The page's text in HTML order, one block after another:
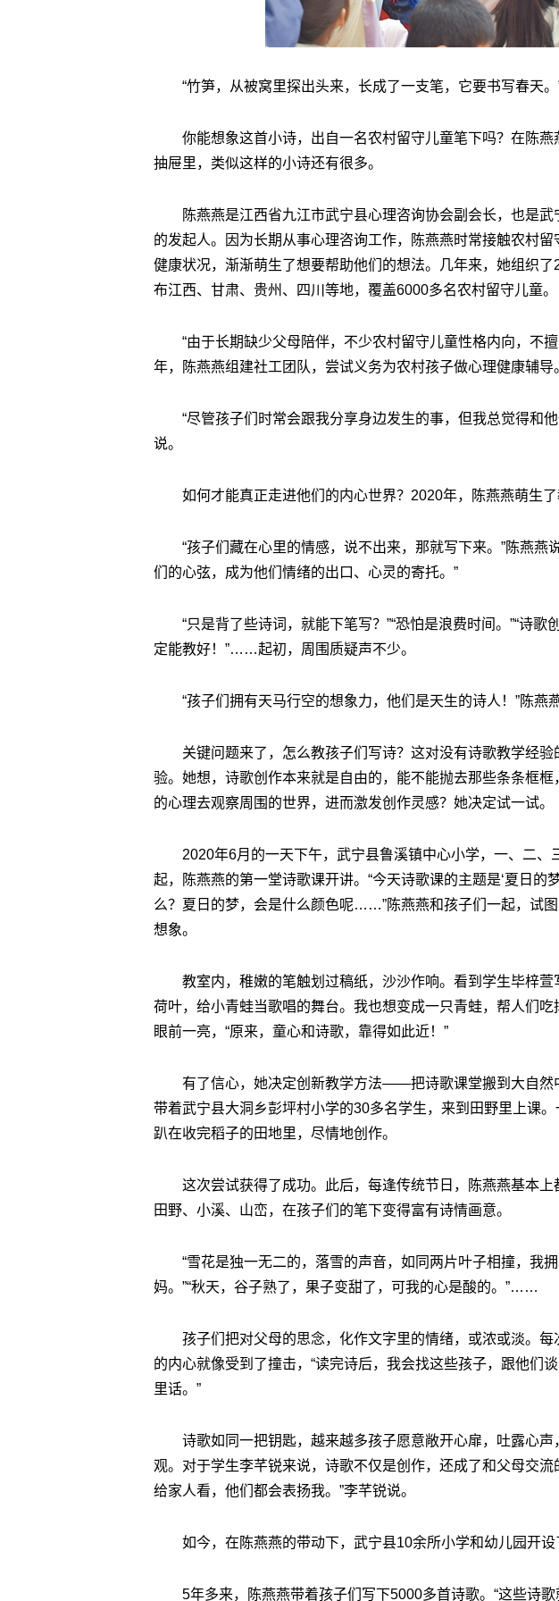
“竹笋，从被窝里探出头来，长成了一支笔，它要书写春天。
你能想象这首小诗，出自一名农村留守儿童笔下吗？在陈
抽屉里，类似这样的小诗还有很多。
陈燕燕是江西省九江市武宁县心理咨询协会副会长，也是武
的发起人。因为长期从事心理咨询工作，陈燕燕时常接触农村
健康状况，渐渐萌生了想要帮助他们的想法。几年来，她组织
布江西、甘肃、贵州、四川等地，覆盖6000多名农村留守儿童。
“由于长期缺少父母陪伴，不少农村留守儿童性格内向，不
年，陈燕燕组建社工团队，尝试义务为农村孩子做心理健康辅导
“尽管孩子们时常会跟我分享身边发生的事，但我总觉得和
说。
如何才能真正走进他们的内心世界？2020年，陈燕燕萌生了
“孩子们藏在心里的情感，说不出来，那就写下来。”陈燕燕
们的心弦，成为他们情绪的出口、心灵的寄托。”
“只是背了些诗词，就能下笔写？”“恐怕是浪费时间。”“诗
定能教好！”……起初，周围质疑声不少。
“孩子们拥有天马行空的想象力，他们是天生的诗人！”陈燕
关键问题来了，怎么教孩子们写诗？这对没有诗歌教学经
验。她想，诗歌创作本来就是自由的，能不能抛去那些条条框框
的心理去观察周围的世界，进而激发创作灵感？她决定试一试。
2020年6月的一天下午，武宁县鲁溪镇中心小学，一、二、
起，陈燕燕的第一堂诗歌课开讲。“今天诗歌课的主题是‘夏日的
么？夏日的梦，会是什么颜色呢……”陈燕燕和孩子们一起，试图
想象。
教室内，稚嫩的笔触划过稿纸，沙沙作响。看到学生毕梓萱
荷叶，给小青蛙当歌唱的舞台。我也想变成一只青蛙，帮人们吃
眼前一亮，“原来，童心和诗歌，靠得如此近！”
有了信心，她决定创新教学方法——把诗歌课堂搬到大自然
带着武宁县大洞乡彭坪村小学的30多名学生，来到田野里上课。
趴在收完稻子的田地里，尽情地创作。
这次尝试获得了成功。此后，每逢传统节日，陈燕燕基本上
田野、小溪、山峦，在孩子们的笔下变得富有诗情画意。
“雪花是独一无二的，落雪的声音，如同两片叶子相撞，我
妈。”“秋天，谷子熟了，果子变甜了，可我的心是酸的。”……
孩子们把对父母的思念，化作文字里的情绪，或浓或淡。
的内心就像受到了撞击，“读完诗后，我会找这些孩子，跟他们
里话。”
诗歌如同一把钥匙，越来越多孩子愿意敞开心扉，吐露心
观。对于学生李芊锐来说，诗歌不仅是创作，还成了和父母交流
给家人看，他们都会表扬我。”李芊锐说。
如今，在陈燕燕的带动下，武宁县10余所小学和幼儿园开设
5年多来，陈燕燕带着孩子们写下5000多首诗歌。“这些诗